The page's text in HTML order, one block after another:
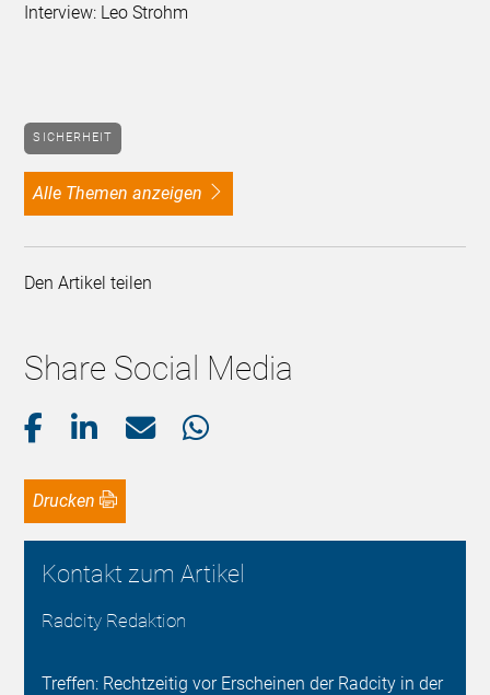
Interview: Leo Strohm
SICHERHEIT
alle Themen anzeigen
Den Artikel teilen
Share Social Media
Drucken
Kontakt zum Artikel
Radcity Redaktion
Treffen: Rechtzeitig vor Erscheinen der Radcity in der